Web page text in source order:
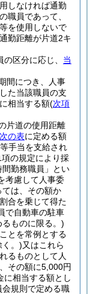
しなければ通勤
職員であって、
を使用しないで
勤距離が片道2キ
区分に応じ、 当
間につき、人事
た当該職員の支
相当する額(次項
片道の使用距離
次の表に定める額
手当を支給され
の規定により採
勤務職員」とい
考慮して人事委
ては、その額か
合を乗じて得た
で自動車の駐車
ものに限る。)
とを常例とする
く。)又はこれら
るものとして人
その額に5,000円
に相当する額とし
会規則で定める職